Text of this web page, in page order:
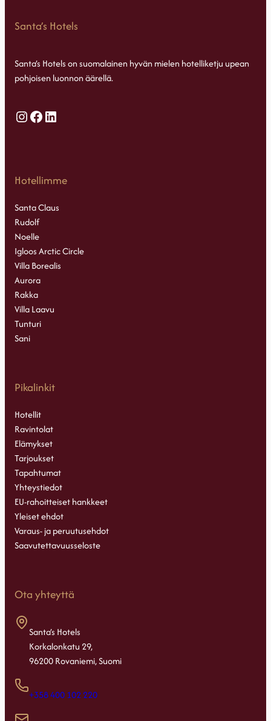
Santa’s Hotels
Santa’s Hotels on suomalainen hyvän mielen hotelliketju upean
pohjoisen luonnon äärellä.
Instagram
Facebook
LinkedIn
Hotellimme
Santa Claus
Rudolf
Noelle
Igloos Arctic Circle
Villa Borealis
Aurora
Rakka
Villa Laavu
Tunturi
Sani
Pikalinkit
Hotellit
Ravintolat
Elämykset
Tarjoukset
Tapahtumat
Yhteystiedot
EU-rahoitteiset hankkeet
Yleiset ehdot
Varaus- ja peruutusehdot
Saavutettavuusseloste
Ota yhteyttä
Santa’s Hotels
Korkalonkatu 29,
96200 Rovaniemi, Suomi
+358 400 102 220